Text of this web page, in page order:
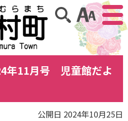
アクセ
サイト内検索
年11月号 児童館だよ
公開日 2024年10月25日